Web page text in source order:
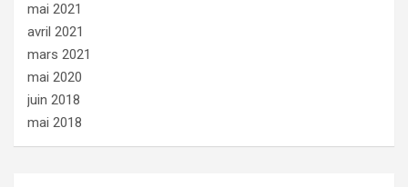
mai 2021
avril 2021
mars 2021
mai 2020
juin 2018
mai 2018